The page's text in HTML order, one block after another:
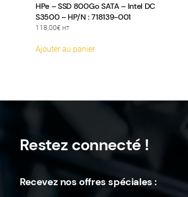
HPe – SSD 800Go SATA – Intel DC
S3500 – HP/N : 718139-001
118,00€ HT
Ajouter au panier
Restez connecté !
Recevez nos offres spéciales :